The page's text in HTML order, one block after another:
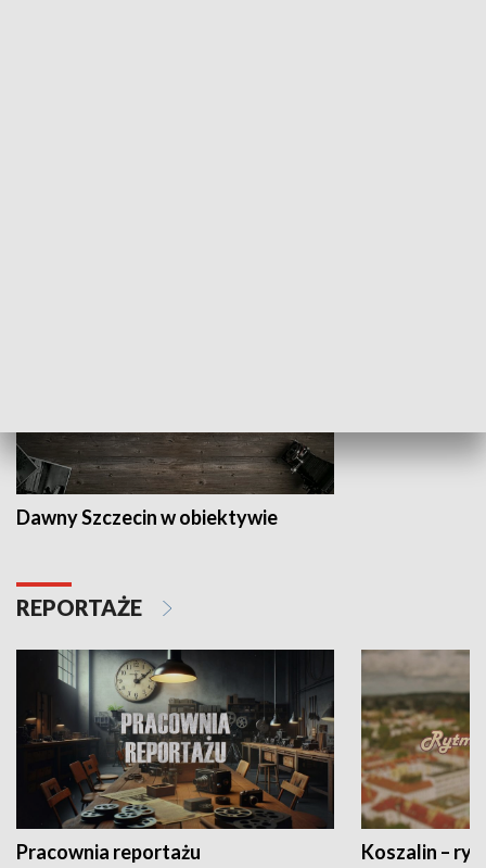
Dawny Szczecin w obiektywie
REPORTAŻE
Pracownia reportażu Koszalin –